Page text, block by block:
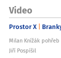
Video
Prostor X
Milan Knížák pohřeb
Jiří Pospíšil